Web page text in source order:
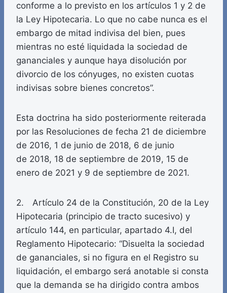
conforme a lo previsto en los artículos 1 y 2 de
la Ley Hipotecaria. Lo que no cabe nunca es el
embargo de mitad indivisa del bien, pues
mientras no esté liquidada la sociedad de
gananciales y aunque haya disolución por
divorcio de los cónyuges, no existen cuotas
indivisas sobre bienes concretos”.
Esta doctrina ha sido posteriormente reiterada
por las Resoluciones de fecha 21 de diciembre
de 2016, 1 de junio de 2018, 6 de junio
de 2018, 18 de septiembre de 2019, 15 de
enero de 2021 y 9 de septiembre de 2021.
2. Artículo 24 de la Constitución, 20 de la Ley
Hipotecaria (principio de tracto sucesivo) y
artículo 144, en particular, apartado 4.I, del
Reglamento Hipotecario: “Disuelta la sociedad
de gananciales, si no figura en el Registro su
liquidación, el embargo será anotable si consta
que la demanda se ha dirigido contra ambos